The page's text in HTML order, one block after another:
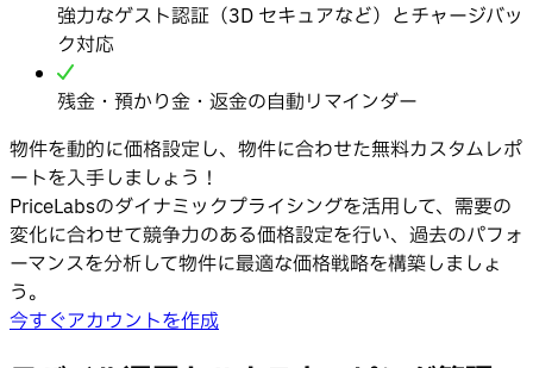
強力なゲスト認証（3D セキュアなど）とチャージバッ
ク対応
残金・預かり金・返金の自動リマインダー
物件を動的に価格設定し、物件に合わせた無料カスタムレポ
ートを入手しましょう！
PriceLabsのダイナミックプライシングを活用して、需要の
変化に合わせて競争力のある価格設定を行い、過去のパフォ
ーマンスを分析して物件に最適な価格戦略を構築しましょ
う。
今すぐアカウントを作成